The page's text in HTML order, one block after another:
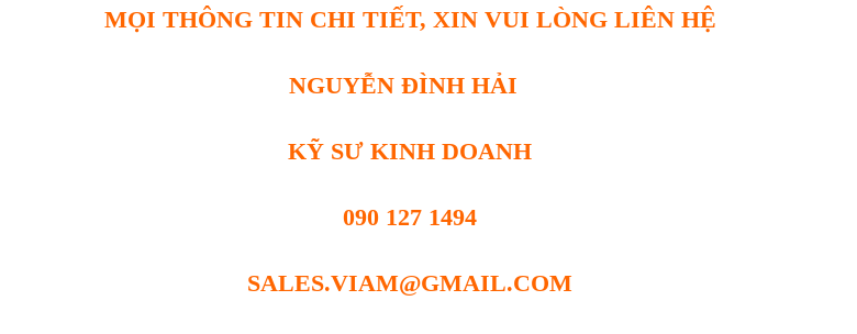
MỌI THÔNG TIN CHI TIẾT, XIN VUI LÒNG LIÊN HỆ
NGUYỄN ĐÌNH HẢI
KỸ SƯ KINH DOANH
090 127 1494
SALES.VIAM@GMAIL.COM